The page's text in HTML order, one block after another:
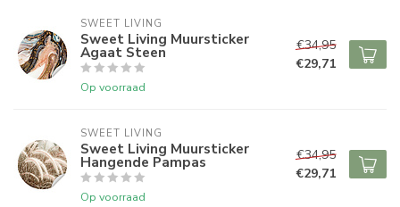
SWEET LIVING
Sweet Living Muursticker
Agaat Steen
Op voorraad
€34,95
€29,71
SWEET LIVING
Sweet Living Muursticker
Hangende Pampas
Op voorraad
€34,95
€29,71